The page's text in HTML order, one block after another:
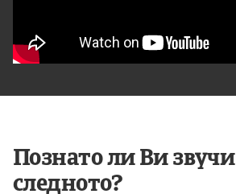
Познато ли Ви звучи
следното?